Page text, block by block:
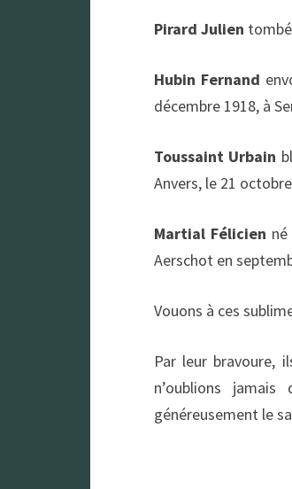
Pirard Julien
Hubin Fernand
décembre 1918, à
Toussaint Urbain
Anvers, le 21
Martial Félicien
Aerschot en
Vouons à ces
Par leur bravoure,
n’oublions
généreusement le